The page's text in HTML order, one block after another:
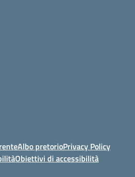
Albo pretorioPrivacy Policy
Obiettivi di accessibilità